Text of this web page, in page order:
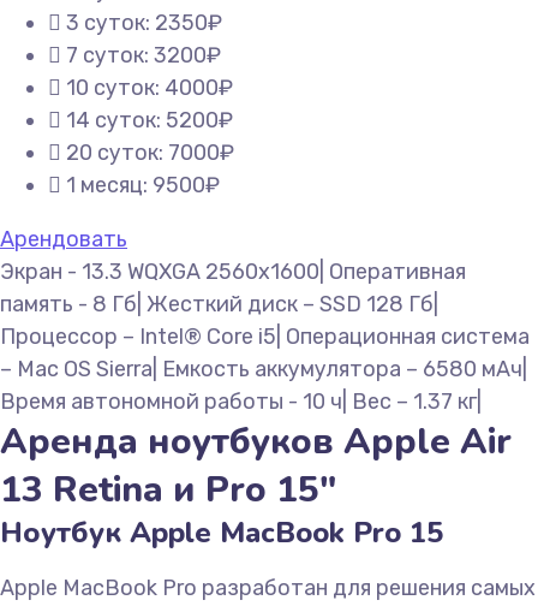
3 суток: 2350₽
7 суток: 3200₽
10 суток: 4000₽
14 суток: 5200₽
20 суток: 7000₽
1 месяц: 9500₽
Арендовать
Экран - 13.3 WQXGA 2560x1600| Оперативная
память - 8 Гб| Жесткий диск – SSD 128 Гб|
Процессор – Intel® Core i5| Операционная система
– Mac OS Sierra| Емкость аккумулятора – 6580 мАч|
Время автономной работы - 10 ч| Вес – 1.37 кг|
Аренда ноутбуков Apple Air
13 Retina и Pro 15"
Ноутбук Apple MacBook Pro 15
Apple MacBook Pro разработан для решения самых